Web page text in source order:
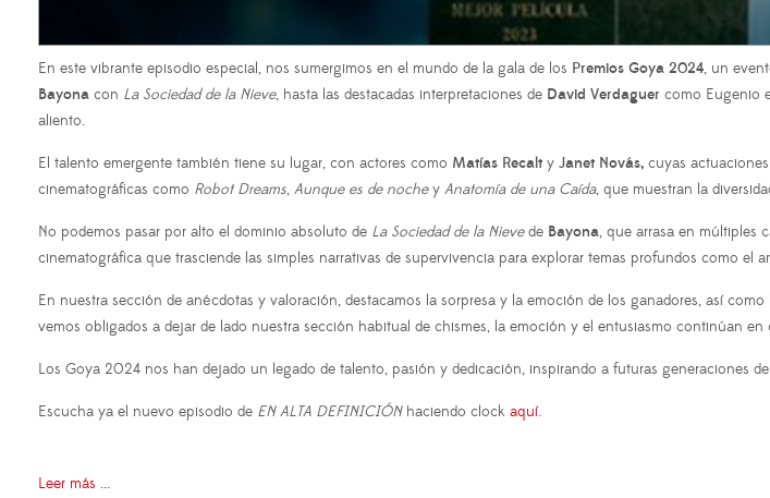
En este vibrante episodio especial, nos sumergimos en el mundo de la gala de los Premios Goya 2024, un
Bayona con La Sociedad de la Nieve, hasta las destacadas interpretaciones de David Verdaguer como Eugenio
aliento.
El talento emergente también tiene su lugar, con actores como Matías Recalt y Janet Novás, cuyas
cinematográficas como Robot Dreams, Aunque es de nochey Anatomía de una Caída, que muestran la
No podemos pasar por alto el dominio absoluto de La Sociedad de la Nievede Bayona, que arrasa en múltiples
cinematográfica que trasciende las simples narrativas de supervivencia para explorar temas profundos como el
En nuestra sección de anécdotas y valoración, destacamos la sorpresa y la emoción de los ganadores, así
vemos obligados a dejar de lado nuestra sección habitual de chismes, la emoción y el entusiasmo continúan
Los Goya 2024 nos han dejado un legado de talento, pasión y dedicación, inspirando a futuras generaciones
Escucha ya el nuevo episodio de EN ALTA DEFINICIÓN haciendo clock aquí.
Leer más ...